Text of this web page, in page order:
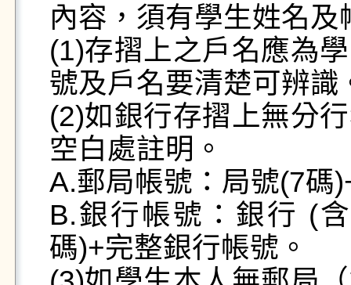
內容，須有學生姓名及
(1)存摺上之戶名應為
號及戶名要清楚可辨識
(2)如銀行存摺上無分
空白處註明。
A.郵局帳號：局號(7碼
B.銀行帳號：銀行 (
碼)+完整銀行帳號。